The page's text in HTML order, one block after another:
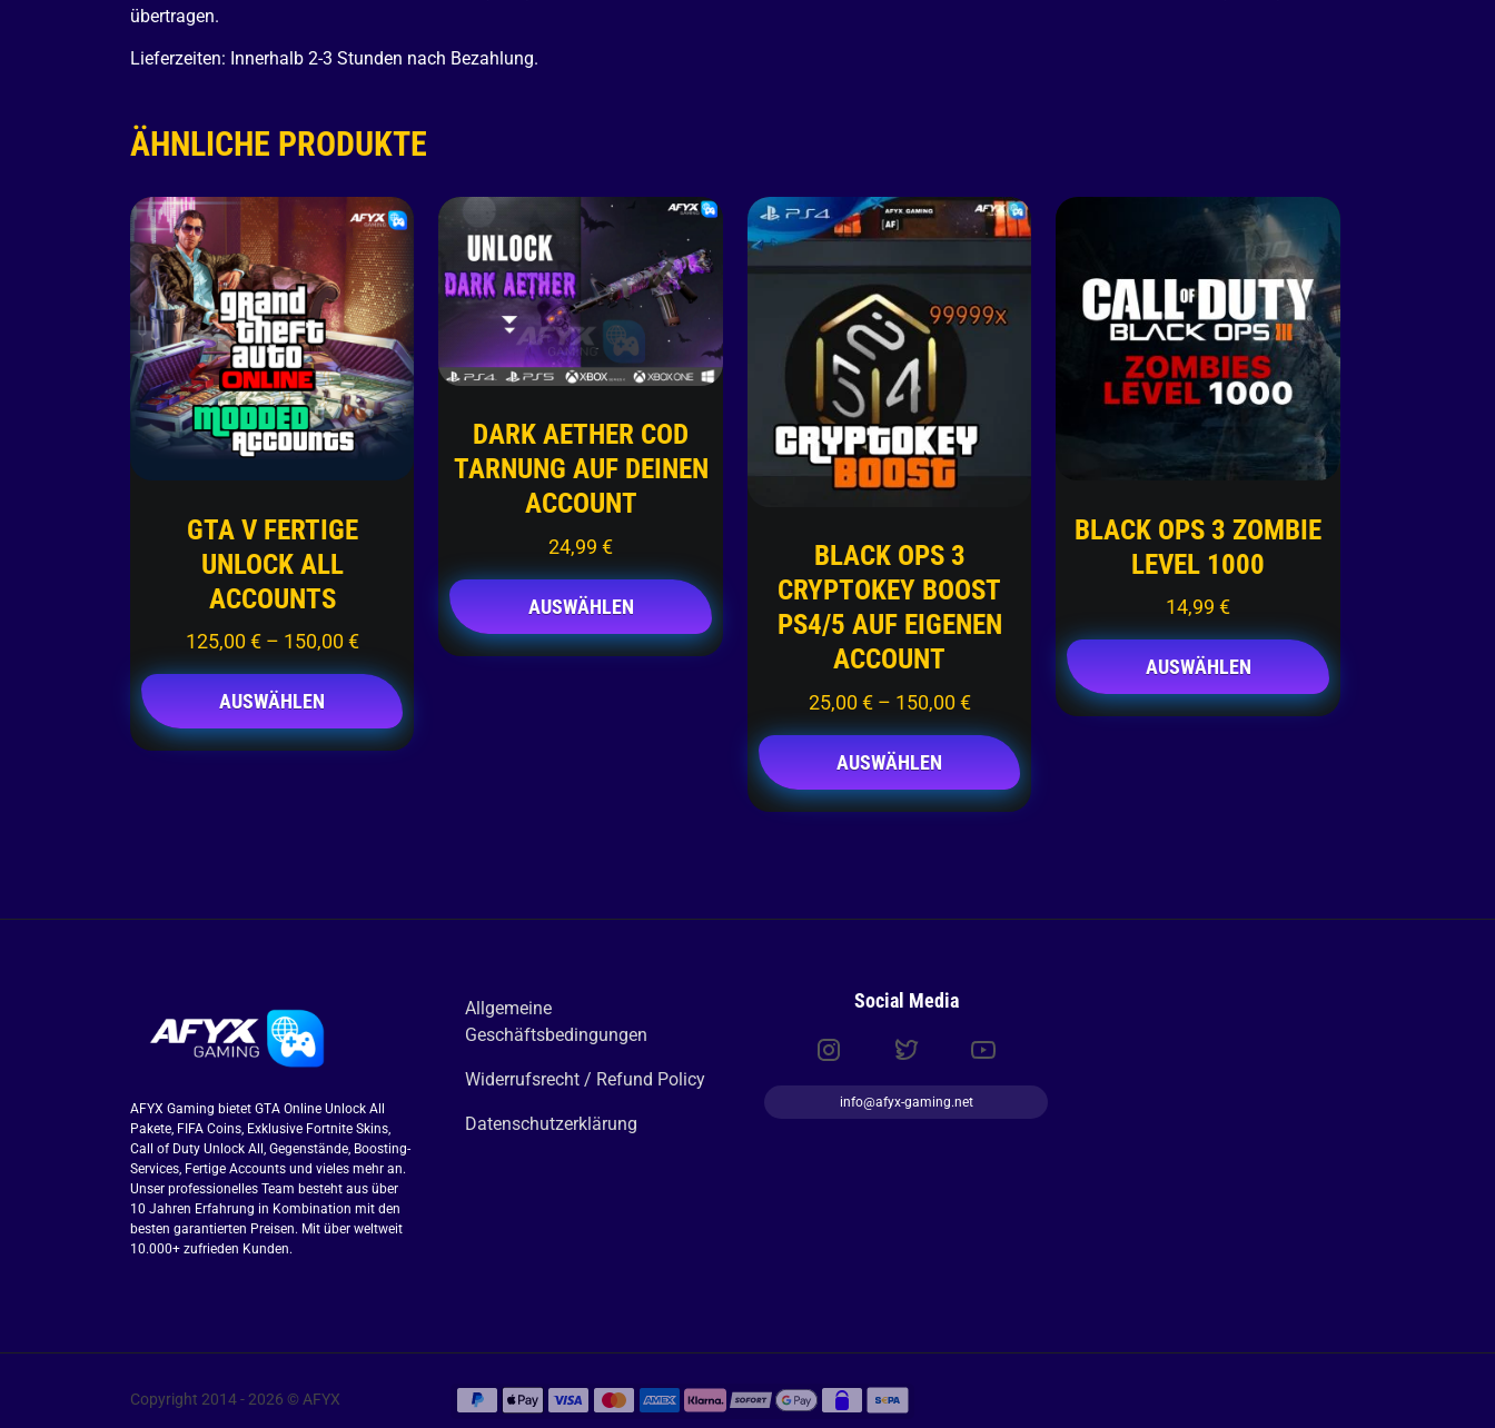
übertragen.
Lieferzeiten: Innerhalb 2-3 Stunden nach Bezahlung.
ÄHNLICHE PRODUKTE
GTA V FERTIGE
UNLOCK ALL
ACCOUNTS
125,00 € – 150,00 €
AUSWÄHLEN
DARK AETHER COD
TARNUNG AUF DEINEN
ACCOUNT
24,99€
AUSWÄHLEN
BLACK OPS 3
CRYPTOKEY BOOST
PS4/5 AUF EIGENEN
ACCOUNT
25,00 € – 150,00 €
AUSWÄHLEN
BLACK OPS 3 ZOMBIE
LEVEL 1000
14,99€
AUSWÄHLEN
AFYX Gaming bietet GTA Online Unlock All
Pakete, FIFA Coins, Exklusive Fortnite Skins,
Call of Duty Unlock All, Gegenstände, Boosting-
Services, Fertige Accounts und vieles mehr an.
Unser professionelles Team besteht aus über
10 Jahren Erfahrung in Kombination mit den
besten garantierten Preisen. Mit über weltweit
10.000+ zufrieden Kunden.
Allgemeine
Geschäftsbedingungen
Widerrufsrecht / Refund Policy
Datenschutzerklärung
Social Media
info@afyx-gaming.net
Copyright 2014 - 2026 © AFYX